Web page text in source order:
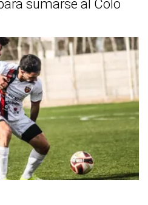
sumarse al Colo